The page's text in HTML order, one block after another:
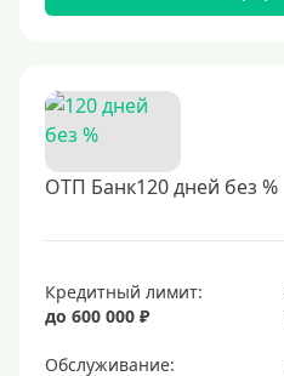
ОТП Банк120 дней без %
Кредитный лимит:
до 600 000 ₽
Обслуживание: